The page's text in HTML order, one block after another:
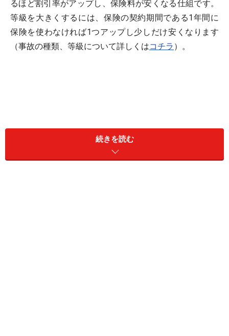
るほど割引率がアップし、保険料が安くなる仕組です。
等級を大きくするには、保険の契約期間である1年間に
保険を使わなければ1つアップし少しだけ安くなります
（事故の種類、等級について詳しくはコチラ ）。
続きを読む